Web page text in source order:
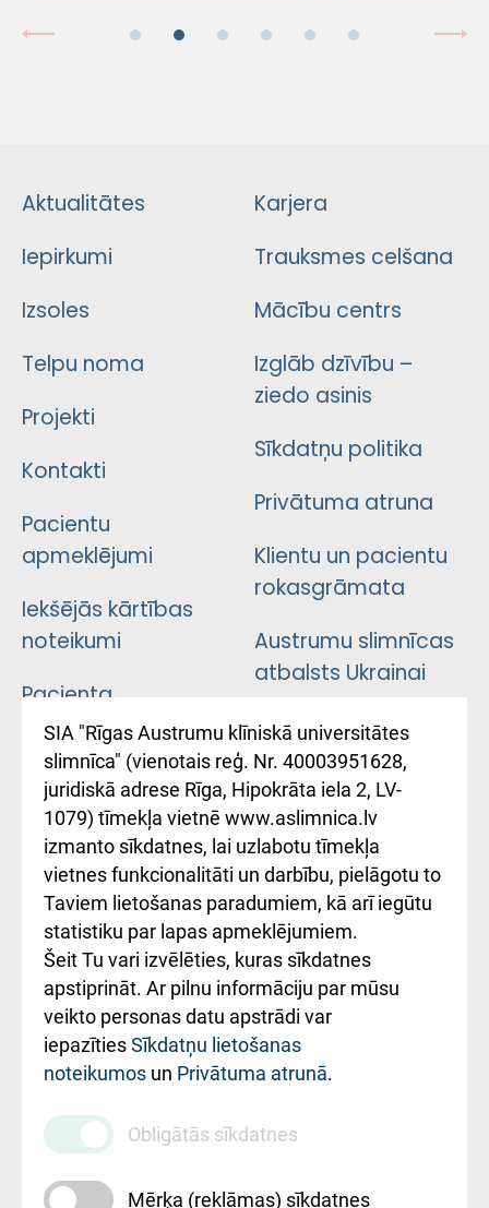
Aktualitātes
Iepirkumi
Izsoles
Telpu noma
Projekti
Kontakti
Pacientu
apmeklējumi
Iekšējās kārtības
noteikumi
Pacienta
atsauksmju/sūdzību
iesniegšanas
kārtība
Kā pie mums nokļūt
Rēķinu apmaksas
ceļvedis
Rekvizīti un
ārstniecības
iestādes kods
010000234
Maksas
pakalpojumu
cenrādis
Karjera
Trauksmes celšana
Mācību centrs
Izglāb dzīvību –
ziedo asinis
Sīkdatņu politika
Privātuma atruna
Klientu un pacientu
rokasgrāmata
Austrumu slimnīcas
atbalsts Ukrainai
Підтримка Східної
лікарні та співпраця з
Україною
SIA "Rīgas Austrumu klīniskā universitātes
slimnīca" (vienotais reģ. Nr. 40003951628,
juridiskā adrese Rīga, Hipokrāta iela 2, LV-
1079) tīmekļa vietnē www.aslimnica.lv
izmanto sīkdatnes, lai uzlabotu tīmekļa
vietnes funkcionalitāti un darbību, pielāgotu to
Taviem lietošanas paradumiem, kā arī iegūtu
statistiku par lapas apmeklējumiem.
Šeit Tu vari izvēlēties, kuras sīkdatnes
apstiprināt. Ar pilnu informāciju par mūsu
veikto personas datu apstrādi var
iepazītiesSīkdatņu lietošanas
noteikumos un Privātuma atrunā.
Obligātās sīkdatnes
Mērķa (reklāmas) sīkdatnes